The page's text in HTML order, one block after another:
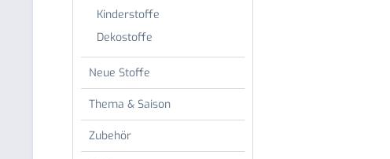
Kinderstoffe
Dekostoffe
Neue Stoffe
Thema & Saison
Zubehör